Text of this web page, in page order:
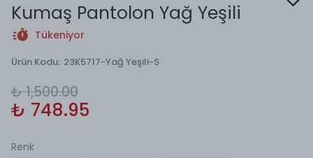
Kumaş Pantolon Yağ Yeşili
Tükeniyor
Ürün Kodu: 23K5717-Yağ Yeşili-S
₺ 1,500.00
₺ 748.95
Renk